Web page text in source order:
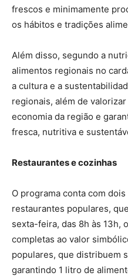
frescos e minimamente
os hábitos e tradições
Além disso, segundo a
alimentos regionais no
a cultura e a
regionais, além de
economia da região e
fresca, nutritiva e
Restaurantes e cozinhas
O programa conta com
restaurantes populares,
sexta-feira, das 8h às 13h,
completas ao valor
populares, que distribuem
garantindo 1 litro de